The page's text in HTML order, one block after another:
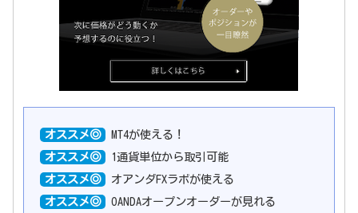
オススメ◎ MT4が使える！
オススメ◎ 1通貨単位から取引可能
オススメ◎ オアンダFXラボが使える
オススメ◎ OANDAオープンオーダーが見れる